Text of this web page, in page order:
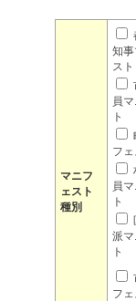
マニフ
ェスト
種別
知
スト
員
ト
フェ
員
ト
派
ト
フェ